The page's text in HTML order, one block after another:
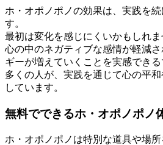
ホ・オポノポノの効果は、実践を
す。
最初は変化を感じにくいかもしれ
心の中のネガティブな感情が軽減
ギーが増えていくことを実感できる
多くの人が、実践を通じて心の平
しています。
無料でできるホ・オポノポノ
ホ・オポノポノは特別な道具や場